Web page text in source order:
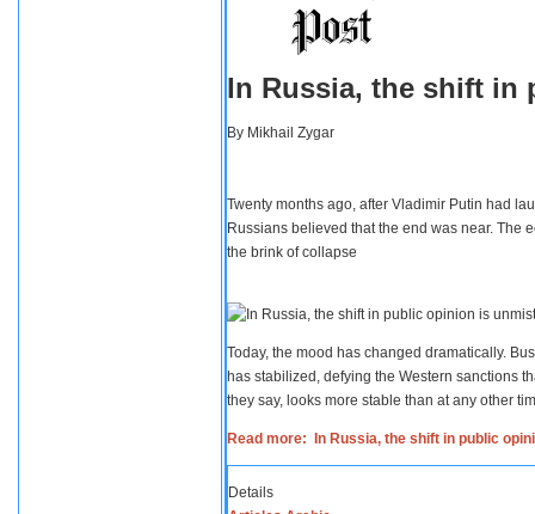
In Russia, the shift in
By Mikhail Zygar
Twenty months ago, after Vladimir Putin had
Russians believed that the end was near. The
the brink of collapse
Today, the mood has changed dramatically.
has stabilized, defying the Western sanctions
they say, looks more stable than at any other
Read more: In Russia, the shift in public
Details